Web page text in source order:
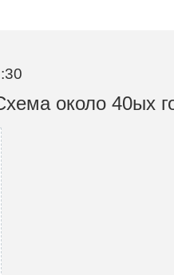
около 40ых